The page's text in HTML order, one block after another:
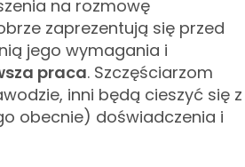
na rozmowę
zaprezentują się przed
jego wymagania i
praca. Szczęściarzom
inni będą cieszyć się z
obecnie) doświadczenia i